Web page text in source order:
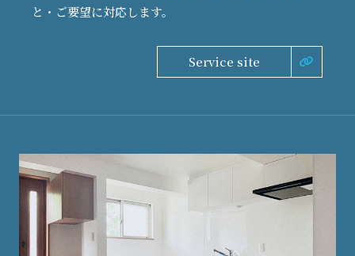
と・ご要望に対応します。
Service site